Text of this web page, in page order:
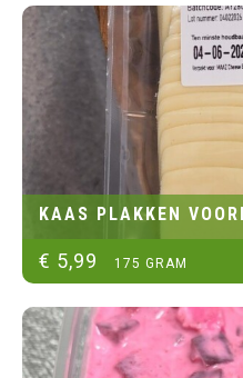
KAAS PLAKKEN
€ 5,99 175 GRAM